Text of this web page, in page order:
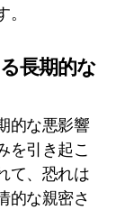
長期的な
的な悪影響
を引き起こ
て、恐れは
的な親密さ